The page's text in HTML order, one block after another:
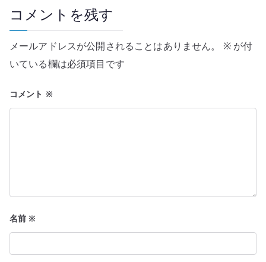
ー
シ
ョ
ン
コメントを残す
メールアドレスが公開されることはありません。 ※が付
いている欄は必須項目です
コメント ※
名前※